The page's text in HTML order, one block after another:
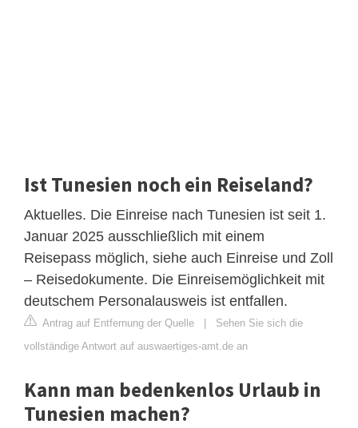
Ist Tunesien noch ein Reiseland?
Aktuelles. Die Einreise nach Tunesien ist seit 1.
Januar 2025 ausschließlich mit einem
Reisepass möglich, siehe auch Einreise und Zoll
– Reisedokumente. Die Einreisemöglichkeit mit
deutschem Personalausweis ist entfallen.
Antrag auf Entfernung der Quelle
Sehen Sie sich die
vollständige Antwort auf auswaertiges-amt.de an
Kann man bedenkenlos Urlaub in
Tunesien machen?